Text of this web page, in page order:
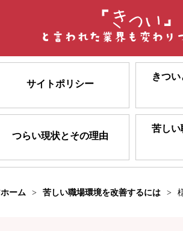
サイトポリシー
きつ
つらい現状とその理由
苦しい
ホーム > 苦しい職場環境を改善するには >